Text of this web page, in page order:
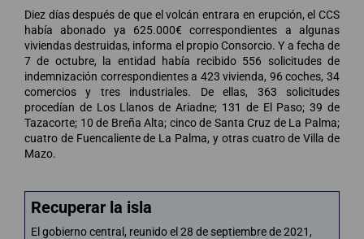
Diez días después de que el volcán entrara en erupción, el CCS
había abonado ya 625.000€ correspondientes a algunas
viviendas destruidas, informa el propio Consorcio. Y a fecha de
7 de octubre, la entidad había recibido 556 solicitudes de
indemnización correspondientes a 423 vivienda, 96 coches, 34
comercios y tres industriales. De ellas, 363 solicitudes
procedían de Los Llanos de Ariadne; 131 de El Paso; 39 de
Tazacorte; 10 de Breña Alta; cinco de Santa Cruz de La Palma;
cuatro de Fuencaliente de La Palma, y otras cuatro de Villa de
Mazo.
Recuperar la isla
El gobierno central, reunido el 28 de septiembre de 2021,